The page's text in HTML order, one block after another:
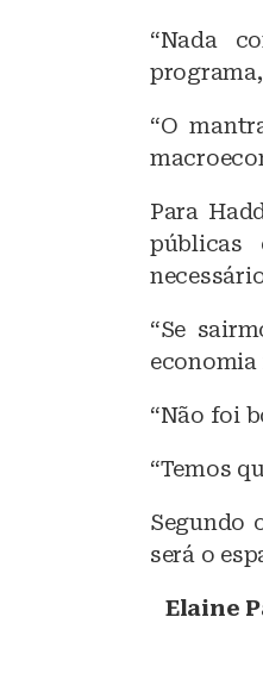
“Nada
“O
Para
públicas
“Se
economia
“Não foi
“Temos
Segundo
será o
Elaine